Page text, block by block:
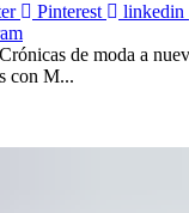
Pinterest linkedin
de moda a
con M...